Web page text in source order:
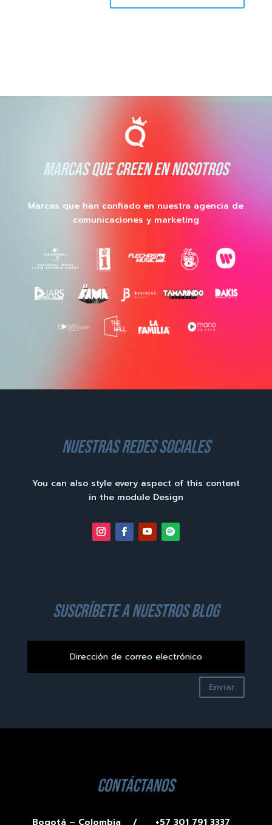
MARCAS QUE CREEN EN NOSOTROS
Marcas que han confiado en nuestra agencia de
comunicaciones y marketing
nuestras redes sociales
You can also style every aspect of this content
in the module Design
suscríbete a nuestros blog
Enviar
contáctanos
Bogotá – Colombia / +57 301 791 3337